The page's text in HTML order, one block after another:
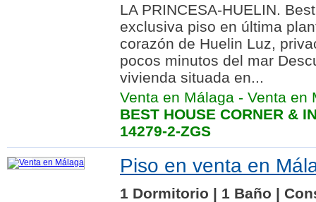
LA PRINCESA-HUELIN.
exclusiva piso en última
corazón de Huelin Luz,
pocos minutos del mar
vivienda situada en...
Venta en Málaga - Venta en
BEST HOUSE CORNER &
14279-2-ZGS
Piso en venta en
1 Dormitorio | 1 Baño |